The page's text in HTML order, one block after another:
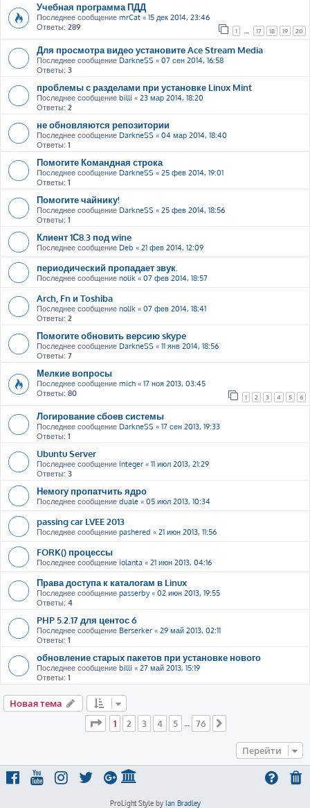
Учебная программа ПДД
Последнее сообщение mrCat « 15 дек 2014, 23:46
Ответы: 289 1 17 18 19 20
Для просмотра видео установите Ace Stream Media
Последнее сообщение DarkneSS « 07 сен 2014, 16:58
Ответы: 3
проблемы с разделами при установке Linux Mint
Последнее сообщение billi « 23 мар 2014, 18:20
Ответы: 2
не обновляются репозитории
Последнее сообщение DarkneSS « 04 мар 2014, 18:40
Ответы: 1
Помогите Командная строка
Последнее сообщение DarkneSS « 25 фев 2014, 19:01
Ответы: 1
Помогите чайнику!
Последнее сообщение DarkneSS « 25 фев 2014, 18:56
Ответы: 1
Клиент 1С8.3 под wine
Последнее сообщение Deb « 21 фев 2014, 12:09
периодический пропадает звук.
Последнее сообщение nolik « 07 фев 2014, 18:57
Arch, Fn и Toshiba
Последнее сообщение nolik « 07 фев 2014, 18:41
Ответы: 2
Помогите обновить версию skype
Последнее сообщение DarkneSS « 11 янв 2014, 18:56
Ответы: 7
Мелкие вопросы
Последнее сообщение mich « 17 ноя 2013, 03:45
Ответы: 80 1 2 3 4 5 6
Логирование сбоев системы
Последнее сообщение DarkneSS « 17 сен 2013, 19:33
Ответы: 1
Ubuntu Server
Последнее сообщение integer « 11 июл 2013, 21:29
Ответы: 3
Немогу пропатчить ядро
Последнее сообщение duale « 05 июл 2013, 10:34
passing car LVEE 2013
Последнее сообщение pashered « 21 июн 2013, 11:56
FORK() процессы
Последнее сообщение iolanta « 21 июн 2013, 04:16
Права доступа к каталогам в Linux
Последнее сообщение passerby« 02 июн 2013, 19:55
Ответы: 4
PHP 5.2.17 для центос 6
Последнее сообщение Berserker « 29 май 2013, 02:11
Ответы: 1
обновление старых пакетов при установке нового
Последнее сообщение billi « 27 май 2013, 15:19
Ответы: 1
Новая тема
Страница
из 76
1 2 3 4 5 … 76
Перейти
ProLight Style by Ian Bradley